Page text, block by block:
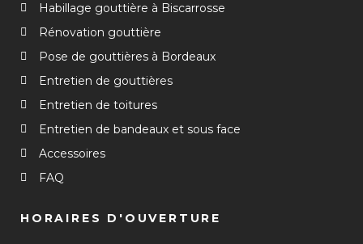
Habillage gouttière à Biscarrosse
Rénovation gouttière
Pose de gouttières à Bordeaux
Entretien de gouttières
Entretien de toitures
Entretien de bandeaux et sous face
Accessoires
FAQ
HORAIRES D'OUVERTURE